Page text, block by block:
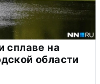
сплаве на
области